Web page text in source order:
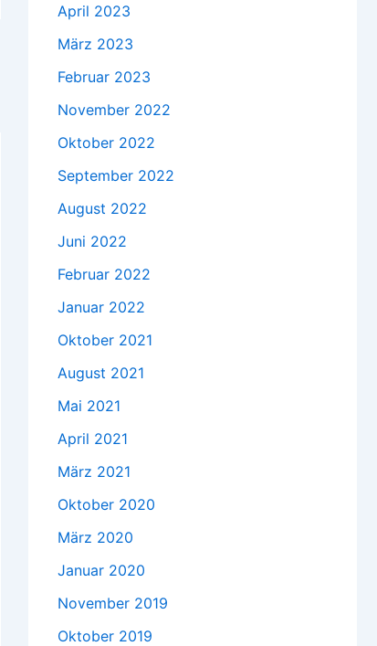
April 2023
März 2023
Februar 2023
November 2022
Oktober 2022
September 2022
August 2022
Juni 2022
Februar 2022
Januar 2022
Oktober 2021
August 2021
Mai 2021
April 2021
März 2021
Oktober 2020
März 2020
Januar 2020
November 2019
Oktober 2019